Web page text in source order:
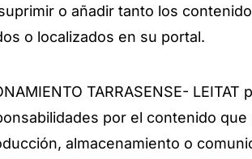
o añadir tanto los
o localizados en su portal.
TARRASENSE-
por el contenido
almacenamiento o